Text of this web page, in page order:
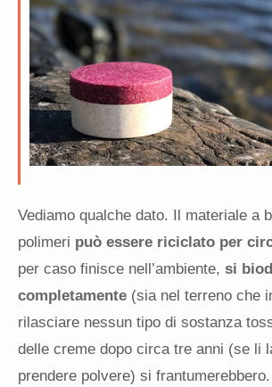
Vediamo qualche dato. Il materiale a
polimeri può essere riciclato per
per caso finisce nell’ambiente, si
completamente (sia nel terreno che
rilasciare nessun tipo di sostanza
delle creme dopo circa tre anni (se li
prendere polvere) si